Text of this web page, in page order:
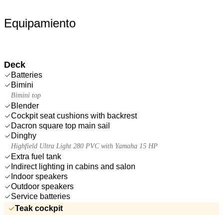
Equipamiento
Deck
Batteries
Bimini
Bimini top
Blender
Cockpit seat cushions with backrest
Dacron square top main sail
Dinghy
Highfield Ultra Light 280 PVC with Yamaha 15 HP
Extra fuel tank
Indirect lighting in cabins and salon
Indoor speakers
Outdoor speakers
Service batteries
Teak cockpit